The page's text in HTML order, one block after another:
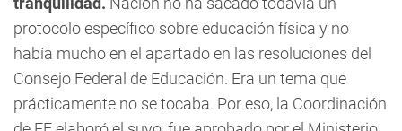
protocolo específico sobre educación física y no
había mucho en el apartado en las resoluciones del
Consejo Federal de Educación. Era un tema que
prácticamente no se tocaba. Por eso, la Coordinación